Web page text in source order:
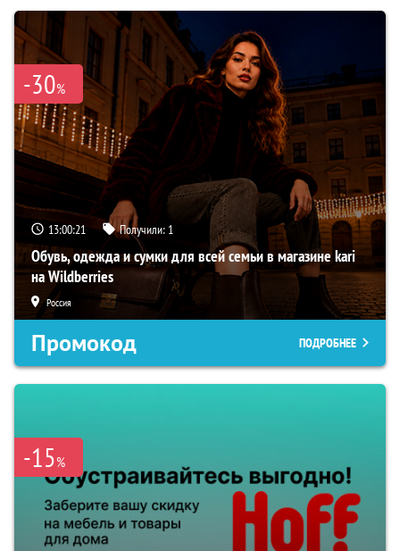
-30%
13:00:20 Получили: 1
Обувь, одежда и сумки для всей семьи в магазине kari
на Wildberries
Россия
Промокод ПОДРОБНЕЕ
-15%